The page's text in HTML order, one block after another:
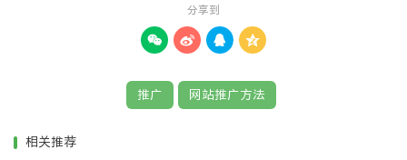
答别人的问题。或者自问自答。
51 百科网站推广法。去网上的百科全书添加内容。
己网站的rss，提交到这些网站。
机子主页设为自己的网站。
分享到
   
推广 网站推广方法
相关推荐